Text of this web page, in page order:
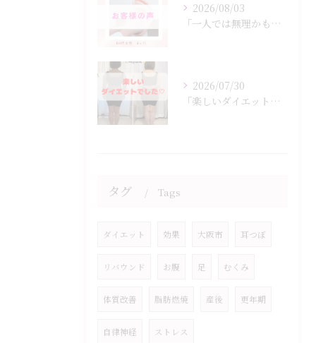
2026/08/03
「一人では無理かも…」
2026/07/30
「楽しいダイエットでした♡」
タグ Tags
ダイエット 効果 大阪市 耳つぼ
リバウンド お腹 足 むくみ
体質改善 脂肪燃焼 産後 更年期
自律神経 ストレス